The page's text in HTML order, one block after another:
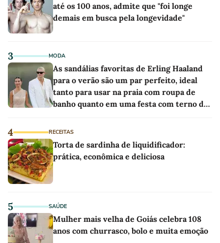
até os 100 anos, admite que "foi longe
demais em busca pela longevidade"
3 MODA
As sandálias favoritas de Erling Haaland
para o verão são um par perfeito, ideal
tanto para usar na praia com roupa de
banho quanto em uma festa com terno de
4 RECEITAS
Torta de sardinha de liquidificador:
prática, econômica e deliciosa
5 SAÚDE
Mulher mais velha de Goiás celebra 108
anos com churrasco, bolo e muita emoção